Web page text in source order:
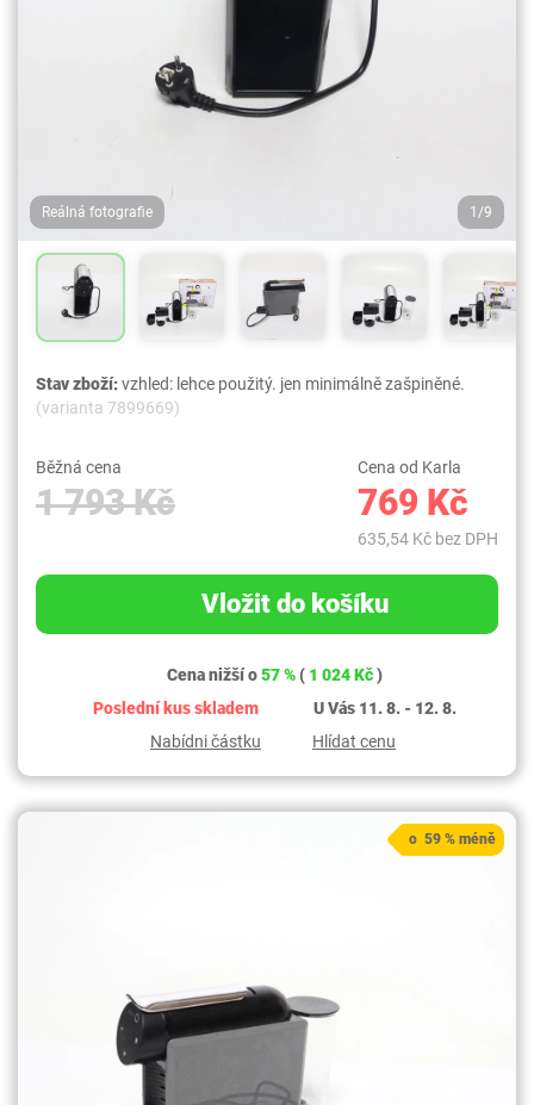
Reálná fotografie 1/9
Stav zboží:vzhled: lehce použitý. jen minimálně zašpiněné.
(varianta 7899669)
Běžná cena
1 793 Kč
Cena od Karla
769 Kč
635,54 Kč bez DPH
Vložit do košíku
Cena nižší o57 % ( 1 024 Kč)
Poslední kus skladem
U Vás 11. 8. - 12. 8.
Nabídni částku
Hlídat cenu
o 59 % méně